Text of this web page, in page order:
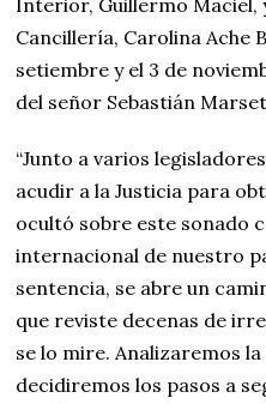
Interior, Guillermo Maciel,
Cancillería, Carolina Ache
setiembre y el 3 de
del señor Sebastián
“Junto a varios
acudir a la Justicia para
ocultó sobre este sonado
internacional de nuestro
sentencia, se abre un
que reviste decenas de
se lo mire. Analizaremos
decidiremos los pasos a